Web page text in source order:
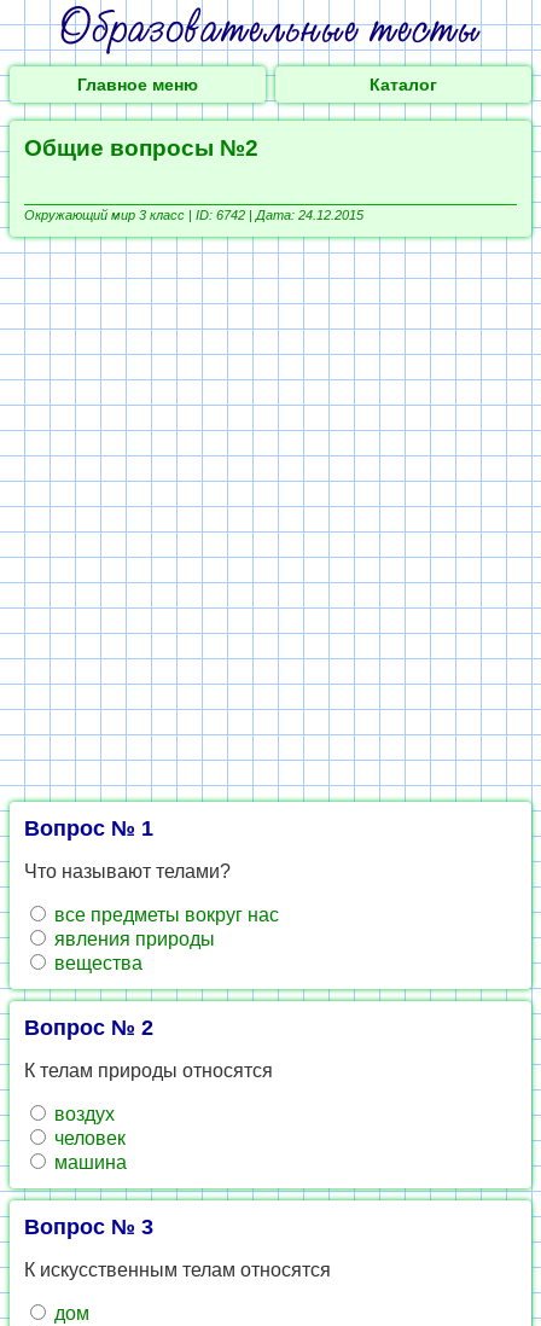
Главное меню Каталог
Общие вопросы №2
Окружающий мир 3 класс | ID: 6742 | Дата: 24.12.2015
Вопрос № 1
Что называют телами?
все предметы вокруг нас
явления природы
вещества
Вопрос № 2
К телам природы относятся
воздух
человек
машина
Вопрос № 3
К искусственным телам относятся
дом